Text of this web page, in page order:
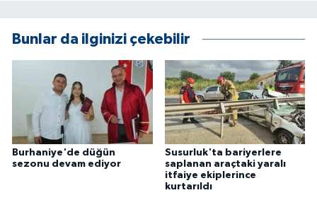
Bunlar da ilginizi çekebilir
Burhaniye'de düğün
sezonu devam ediyor
Susurluk'ta bariyerlere
saplanan araçtaki yaralı
itfaiye ekiplerince
kurtarıldı
YEREL
Yerel Haberler